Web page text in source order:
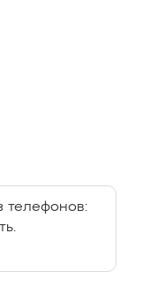
телефонов: